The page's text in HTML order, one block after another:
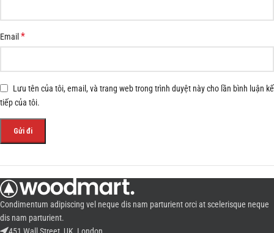
Email*
Lưu tên của tôi, email, và trang web trong trình duyệt này cho lần bình luận kế
tiếp của tôi.
Condimentum adipiscing vel neque dis nam parturient orci at scelerisque neque
dis nam parturient.
451 Wall Street, UK, London